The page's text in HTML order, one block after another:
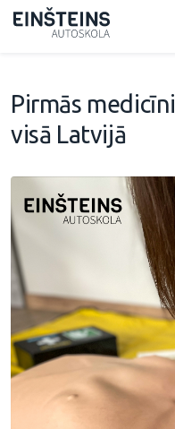
Pirmās
visā Latvijā